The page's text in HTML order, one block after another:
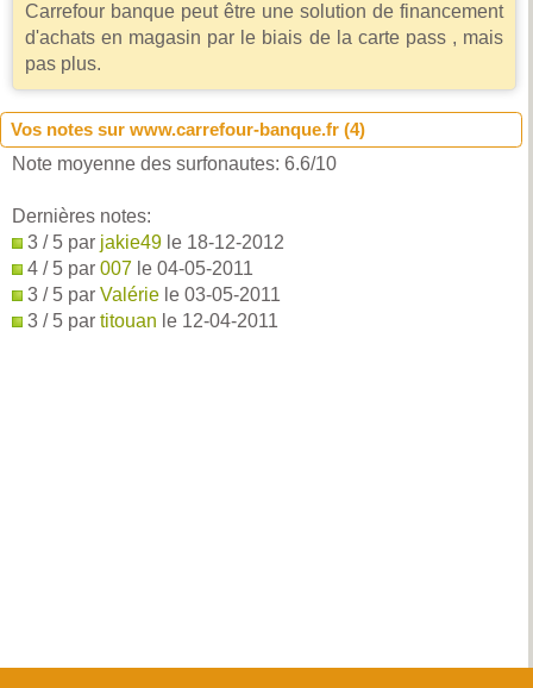
Carrefour banque peut être une solution de financement
d'achats en magasin par le biais de la carte pass , mais
pas plus.
Vos notes sur www.carrefour-banque.fr (4)
Note moyenne des surfonautes: 6.6/10
Dernières notes:
3 / 5 par jakie49 le 18-12-2012
4 / 5 par 007 le 04-05-2011
3 / 5 par Valérie le 03-05-2011
3 / 5 par titouan le 12-04-2011